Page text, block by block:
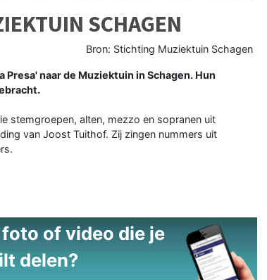
SCHAGEN
Bron: Stichting Muziektuin Schagen
naar de Muziektuin in Schagen. Hun
stemgroepen, alten, mezzo en sopranen uit
van Joost Tuithof. Zij zingen nummers uit
of video die je
delen?